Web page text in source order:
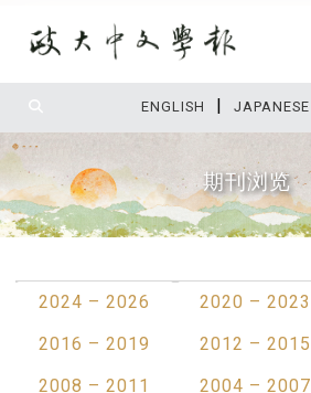
ENGLISH | JAPANESE
期刊浏览
2024 – 2026
2020 – 2023
2016 – 2019
2012 – 2015
2008 – 2011
2004 – 2007